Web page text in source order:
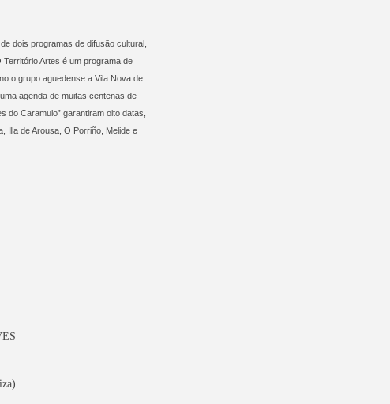
dois programas de difusão cultural,
Artes é um programa de
o grupo aguedense a Vila Nova de
agenda de muitas centenas de
do Caramulo” garantiram oito datas,
Illa de Arousa, O Porriño, Melide e